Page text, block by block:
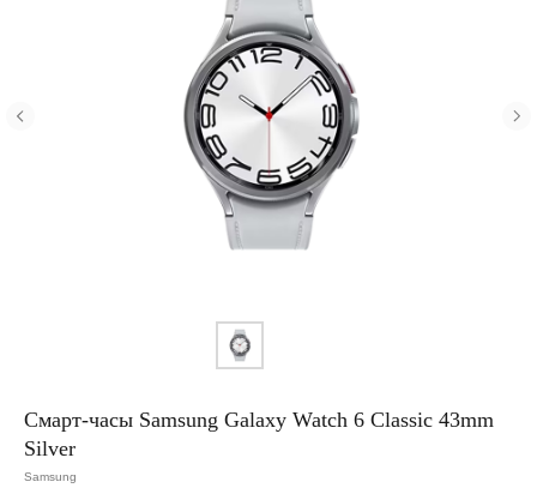
Смарт-часы Samsung Galaxy Watch 6 Classic 43mm
Silver
Samsung